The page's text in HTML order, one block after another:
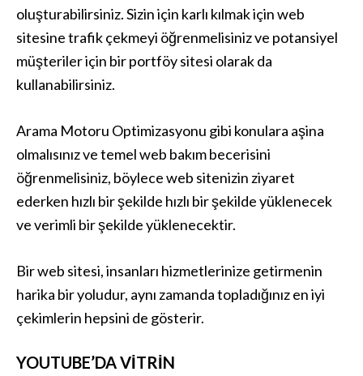
oluşturabilirsiniz. Sizin için karlı kılmak için web
sitesine trafik çekmeyi öğrenmelisiniz ve potansiyel
müşteriler için bir portföy sitesi olarak da
kullanabilirsiniz.
Arama Motoru Optimizasyonu gibi konulara aşina
olmalısınız ve temel web bakım becerisini
öğrenmelisiniz, böylece web sitenizin ziyaret
ederken hızlı bir şekilde hızlı bir şekilde yüklenecek
ve verimli bir şekilde yüklenecektir.
Bir web sitesi, insanları hizmetlerinize getirmenin
harika bir yoludur, aynı zamanda topladığınız en iyi
çekimlerin hepsini de gösterir.
YOUTUBE’DA VITRIN